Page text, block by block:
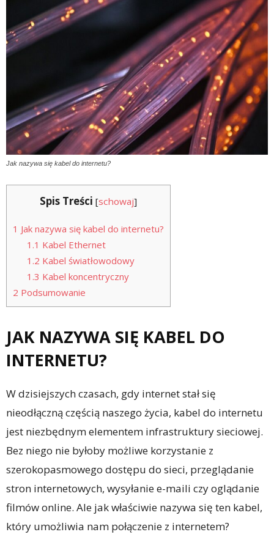
Jak nazywa się kabel do internetu?
Spis Treści [schowaj]
1 Jak nazywa się kabel do internetu?
1.1 Kabel Ethernet
1.2 Kabel światłowodowy
1.3 Kabel koncentryczny
2 Podsumowanie
JAK NAZYWA SIĘ KABEL DO
INTERNETU?
W dzisiejszych czasach, gdy internet stał się
nieodłączną częścią naszego życia, kabel do internetu
jest niezbędnym elementem infrastruktury sieciowej.
Bez niego nie byłoby możliwe korzystanie z
szerokopasmowego dostępu do sieci, przeglądanie
stron internetowych, wysyłanie e-maili czy oglądanie
filmów online. Ale jak właściwie nazywa się ten kabel,
który umożliwia nam połączenie z internetem?